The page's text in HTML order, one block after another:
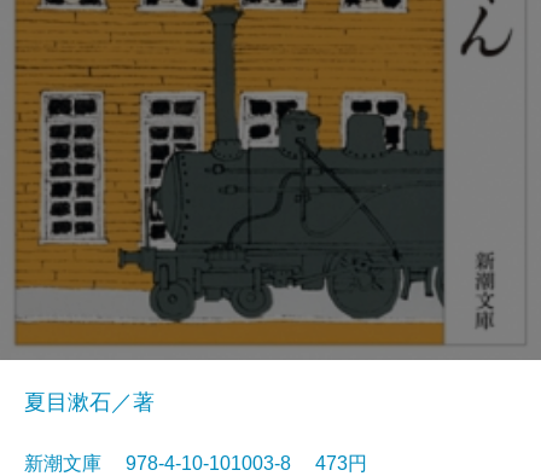
夏目漱石／著
新潮文庫 978-4-10-101003-8 473円